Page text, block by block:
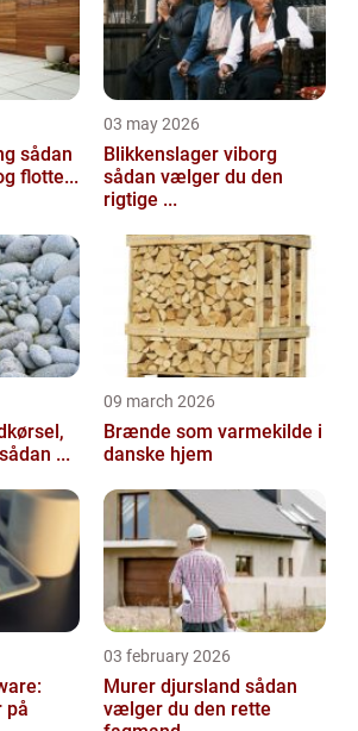
flotte...
03 may 2026
Blikkenslager viborg
sådan vælger du den
rigtige ...
byggeri og have sådan ...
09 march 2026
Brænde som varmekilde i
danske hjem
på
03 february 2026
Murer djursland sådan
vælger du den rette